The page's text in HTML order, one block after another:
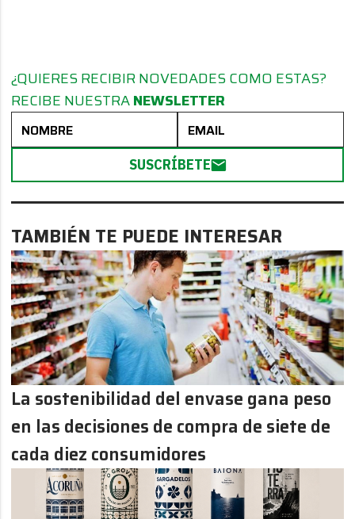
¿QUIERES RECIBIR NOVEDADES COMO ESTAS?
RECIBE NUESTRANEWSLETTER
SUSCRÍBETE
TAMBIÉN TE PUEDE INTERESAR
La sostenibilidad del envase gana peso
en las decisiones de compra de siete de
cada diez consumidores